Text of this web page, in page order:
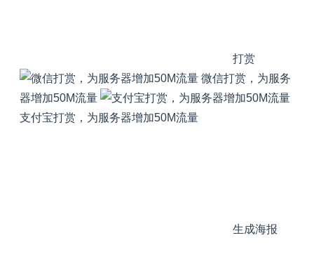
打赏
微信打赏，为服务
器增加50M流量
支付宝打赏，为服务器增加50M流量
生成海报